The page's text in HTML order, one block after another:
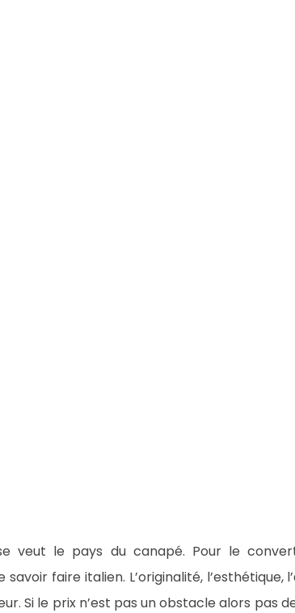
veut le pays du canapé. Pour le
faire italien. L’originalité,
Si le prix n’est pas un obstacle alors pas